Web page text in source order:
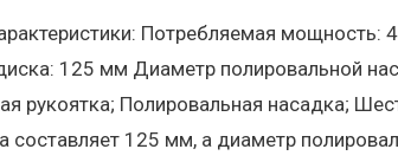
Потребляемая
125 мм Диаметр полировальной
рукоятка; Полировальная насадка;
составляет 125 мм, а диаметр